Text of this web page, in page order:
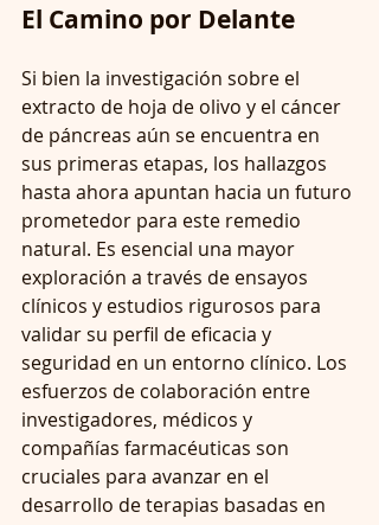
El Camino por Delante
Si bien la investigación sobre el
extracto de hoja de olivo y el cáncer
de páncreas aún se encuentra en
sus primeras etapas, los hallazgos
hasta ahora apuntan hacia un futuro
prometedor para este remedio
natural. Es esencial una mayor
exploración a través de ensayos
clínicos y estudios rigurosos para
validar su perfil de eficacia y
seguridad en un entorno clínico. Los
esfuerzos de colaboración entre
investigadores, médicos y
compañías farmacéuticas son
cruciales para avanzar en el
desarrollo de terapias basadas en